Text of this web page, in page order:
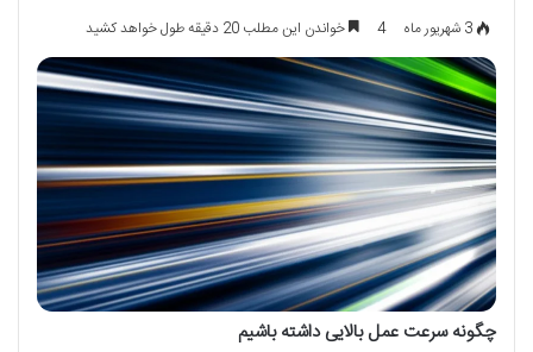
3 شهریور ماه 4 خواندن این مطلب 20 دقیقه طول خواهد کشید
چگونه سرعت عمل بالایی داشته باشیم